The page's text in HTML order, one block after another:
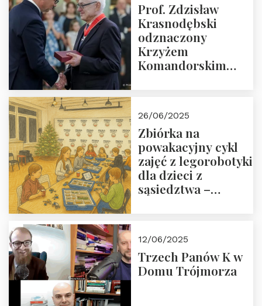
Prof. Zdzisław
Krasnodębski
odznaczony
Krzyżem
Komandorskim
26/06/2025
Zbiórka na
powakacyjny cykl
zajęć z legorobotyki
dla dzieci z
sąsiedztwa –
Fundacji
12/06/2025
Trzech Panów K w
Domu Trójmorza